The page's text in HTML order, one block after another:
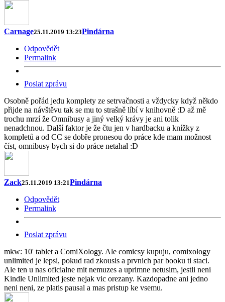
Carnage25.11.2019 13:23Pindárna
Odpovědět
Permalink
Poslat zprávu
Osobně pořád jedu komplety ze setrvačnosti a vždycky když někdo
přijde na návštěvu tak se mu to strašně líbí v knihovně :D až mě
trochu mrzí že Omnibusy a jiný velký krávy je ani tolik
nenadchnou. Další faktor je že čtu jen v hardbacku a knížky z
kompletů a od CC se dobře pronesou do práce kde mam možnost
číst, omnibusy bych si do práce netahal :D
Zack25.11.2019 13:21Pindárna
Odpovědět
Permalink
Poslat zprávu
mkw: 10' tablet a ComiXology. Ale comicsy kupuju, comixology
unlimited je lepsi, pokud rad zkousis a prvnich par booku ti staci.
Ale ten u nas oficialne mit nemuzes a uprimne netusim, jestli neni
Kindle Unlimited jeste nejak vic orezany. Kazdopadne ani jedno
neni neni, ze platis pausal a mas pristup ke vsemu.